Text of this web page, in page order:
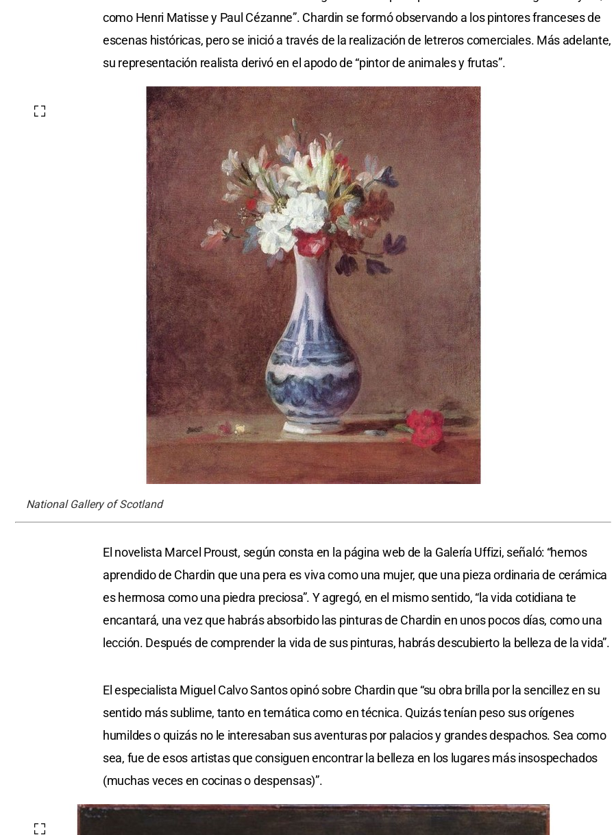
como Henri Matisse y Paul Cézanne”. Chardin se formó observando a los pintores franceses de
escenas históricas, pero se inició a través de la realización de letreros comerciales. Más adelante,
su representación realista derivó en el apodo de “pintor de animales y frutas”.
National Gallery of Scotland
El novelista Marcel Proust, según consta en la página web de la Galería Uffizi, señaló: “hemos
aprendido de Chardin que una pera es viva como una mujer, que una pieza ordinaria de cerámica
es hermosa como una piedra preciosa”. Y agregó, en el mismo sentido, “la vida cotidiana te
encantará, una vez que habrás absorbido las pinturas de Chardin en unos pocos días, como una
lección. Después de comprender la vida de sus pinturas, habrás descubierto la belleza de la vida”.
El especialista Miguel Calvo Santos opinó sobre Chardin que “su obra brilla por la sencillez en su
sentido más sublime, tanto en temática como en técnica. Quizás tenían peso sus orígenes
humildes o quizás no le interesaban sus aventuras por palacios y grandes despachos. Sea como
sea, fue de esos artistas que consiguen encontrar la belleza en los lugares más insospechados
(muchas veces en cocinas o despensas)”.